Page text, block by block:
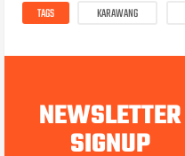
TAGS KARAWANG
NEWSLETTER
SIGNUP